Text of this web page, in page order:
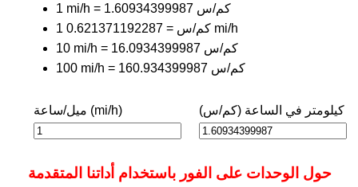
1 mi/h = 1.60934399987 كم/س
1 كم/س = 0.621371192287 mi/h
10 mi/h = 16.0934399987 كم/س
100 mi/h = 160.934399987 كم/س
ميل/ساعة (mi/h) كيلومتر في الساعة (كم/س)
حول الوحدات على الفور باستخدام أداتنا المتقدمة